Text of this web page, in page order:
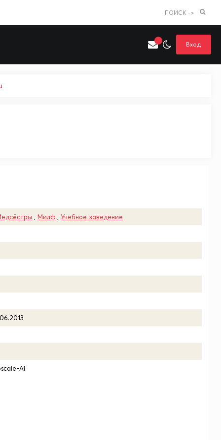
ПОИСК ->
Вход
Милф, Учебное заведение
AI